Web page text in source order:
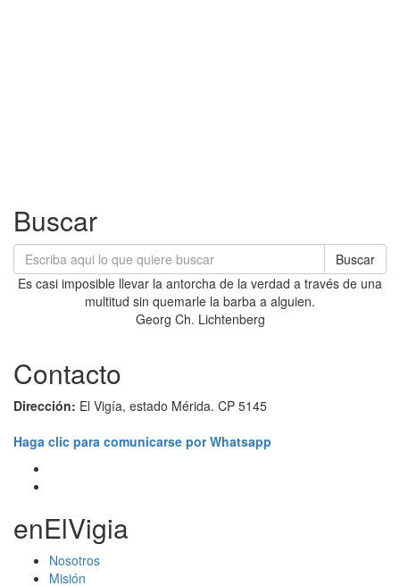
Buscar
Buscar
Es casi imposible llevar la antorcha de la verdad a través de una
multitud sin quemarle la barba a alguien.
Georg Ch. Lichtenberg
Contacto
Dirección: El Vigía, estado Mérida. CP 5145
Haga clic para comunicarse por Whatsapp
enElVigia
Nosotros
Misión